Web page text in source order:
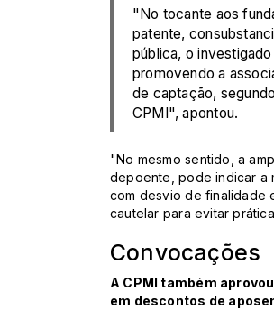
"No tocante aos
patente,
pública, o
promovendo a
de captação,
CPMI", apontou.
"No mesmo sentido, a
depoente, pode indicar a
com desvio de finalidade
cautelar para evitar
Convocações
A CPMI também
em descontos de